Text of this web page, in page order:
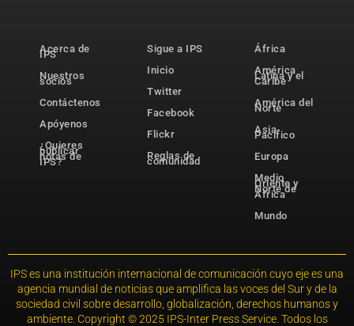
Acerca de
IPS
Nuestros
socios
Contáctenos
Apóyenos
¿Quieres
publicar
notas de
IPS?
Sigue a IPS
Inicio
Twitter
Facebook
Flickr
Reglas de
comunidad
África
América
Latina y el
Caribe
América del
Norte
Asia-
Pacífico
Europa
Medio
Oriente y
Norte de
África
Mundo
IPS es una institución internacional de comunicación cuyo eje es una
agencia mundial de noticias que amplifica las voces del Sur y de la
sociedad civil sobre desarrollo, globalización, derechos humanos y
ambiente. Copyright © 2025 IPS-Inter Press Service. Todos los